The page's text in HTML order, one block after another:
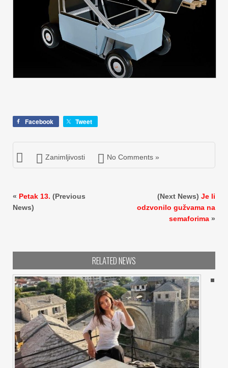
Facebook Tweet
Zanimljivosti No Comments »
« Petak 13. (Previous
News)
(Next News) Je li
odzvonilo gužvama na
semaforima »
RELATED NEWS